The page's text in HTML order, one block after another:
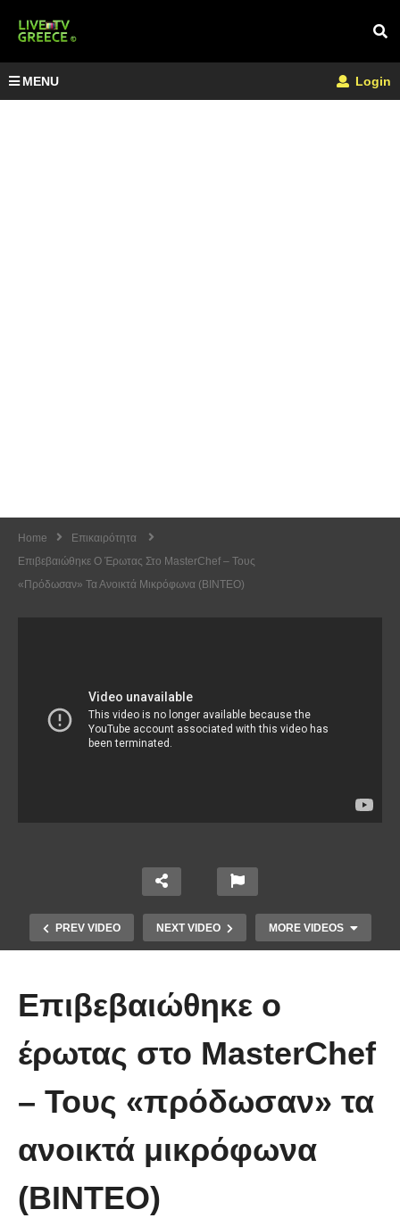
MENU Login
Home
Επικαιρότητα
Επιβεβαιώθηκε Ο Έρωτας Στο MasterChef – Τους
«πρόδωσαν» Τα Ανοικτά Μικρόφωνα (ΒΙΝΤΕΟ)
PREV VIDEO NEXT VIDEO MORE VIDEOS
πρώτη στιγμή και συγκίνησε το
νοηματική με ένα μικρό κορίτσι
Επιβεβαιώθηκε ο
έρωτας στο MasterChef
– Τους «πρόδωσαν» τα
ανοικτά μικρόφωνα
(ΒΙΝΤΕΟ)